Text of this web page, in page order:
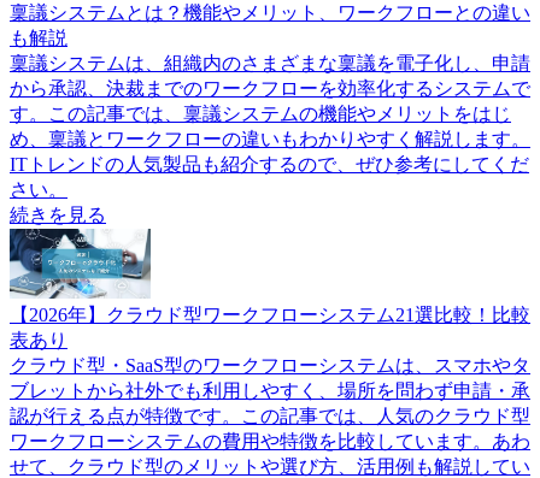
稟議システムとは？機能やメリット、ワークフローとの違い
も解説
稟議システムは、組織内のさまざまな稟議を電子化し、申請
から承認、決裁までのワークフローを効率化するシステムで
す。この記事では、稟議システムの機能やメリットをはじ
め、稟議とワークフローの違いもわかりやすく解説します。
ITトレンドの人気製品も紹介するので、ぜひ参考にしてくだ
さい。
続きを見る
【2026年】クラウド型ワークフローシステム21選比較！比較
表あり
クラウド型・SaaS型のワークフローシステムは、スマホやタ
ブレットから社外でも利用しやすく、場所を問わず申請・承
認が行える点が特徴です。この記事では、人気のクラウド型
ワークフローシステムの費用や特徴を比較しています。あわ
せて、クラウド型のメリットや選び方、活用例も解説してい